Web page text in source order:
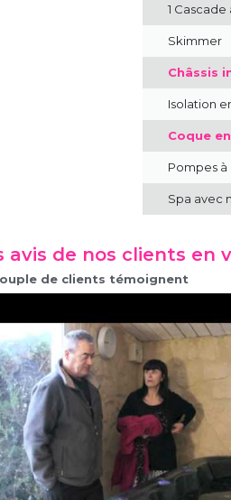
1
Skimmer
Châssis
Isolation
Coque
Pompes à
Spa avec
avis de nos clients en
de clients témoignent